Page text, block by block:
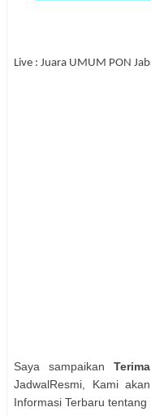
Live : Juara UMUM PON
Saya sampaikan
JadwalResmi, Kami
Informasi Terbaru tentang